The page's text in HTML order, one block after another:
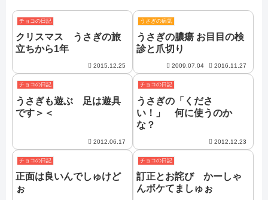
チョコの日記
クリスマス うさぎの旅
立ちから1年
2015.12.25
うさぎの病気
うさぎの膿瘍 お目目の検
診と爪切り
2009.07.04 2016.11.27
チョコの日記
うさぎも遊ぶ 足は遊具
です＞＜
2012.06.17
チョコの日記
うさぎの「くださ
い！」 何に使うのか
な？
2012.12.23
チョコの日記
正面は良いんでしゅけど
ぉ
チョコの日記
訂正とお詫び かーしゃ
んボケてましゅぉ